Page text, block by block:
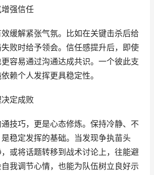
强信任
缓解紧张气氛。比如在关键击杀后给
败时给予领会。信任感提升后，即使
容易通过沟通达成共识。一个彼此支
赖个人发挥更具稳定性。
定成败
技巧，更是心态修炼。保持冷静、不
稳定发挥的基础。当发现争执苗头
或将话题转移到战术讨论上，往能避
我调节心情，也能为队伍树立良好示